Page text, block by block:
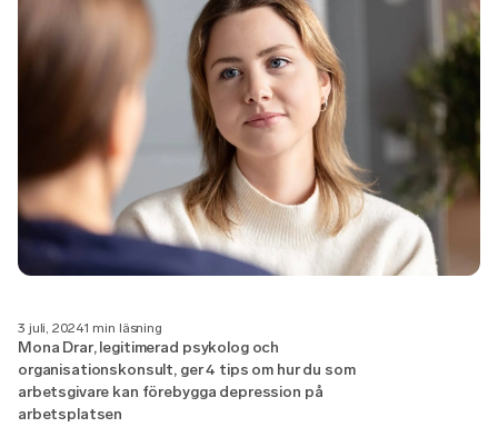
3 juli, 20241 min läsning
Mona Drar, legitimerad psykolog och
organisationskonsult, ger 4 tips om hur du som
arbetsgivare kan förebygga depression på
arbetsplatsen